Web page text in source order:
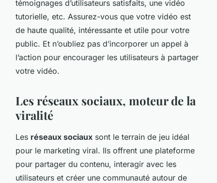
témoignages d’utilisateurs satisfaits, une vidéo
tutorielle, etc. Assurez-vous que votre vidéo est
de haute qualité, intéressante et utile pour votre
public. Et n’oubliez pas d’incorporer un appel à
l’action pour encourager les utilisateurs à partager
votre vidéo.
Les réseaux sociaux, moteur de la
viralité
Les réseaux sociaux sont le terrain de jeu idéal
pour le marketing viral. Ils offrent une plateforme
pour partager du contenu, interagir avec les
utilisateurs et créer une communauté autour de